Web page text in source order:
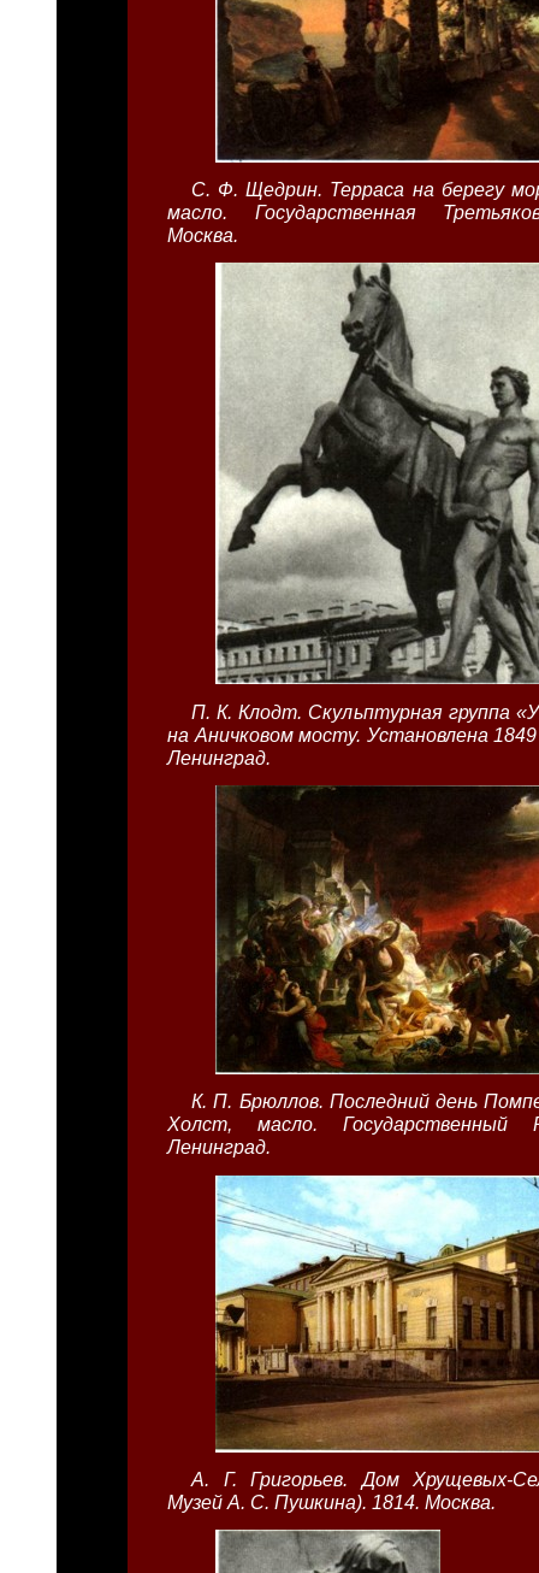
С. Ф. Щедрин. Терраса на берегу
масло. Государственная
Москва.
П. К. Клодт. Скульптурная группа
на Аничковом мосту. Установлена
Ленинград.
К. П. Брюллов. Последний день
Холст, масло. Государственный
Ленинград.
А. Г. Григорьев. Дом Хрущевых-
Музей А. С. Пушкина). 1814. Москва.